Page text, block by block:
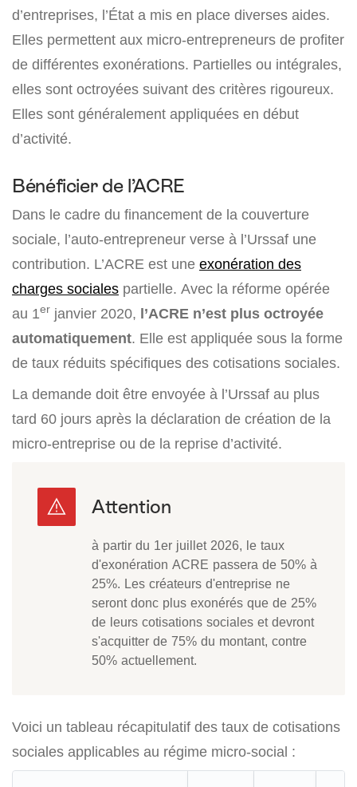
d’entreprises, l’État a mis en place diverses aides.
Elles permettent aux micro-entrepreneurs de profiter
de différentes exonérations. Partielles ou intégrales,
elles sont octroyées suivant des critères rigoureux.
Elles sont généralement appliquées en début
d’activité.
Bénéficier de l’ACRE
Dans le cadre du financement de la couverture
sociale, l’auto-entrepreneur verse à l’Urssaf une
contribution. L’ACRE est une exonération des
charges sociales partielle. Avec la réforme opérée
au 1er janvier 2020, l’ACRE n’est plus octroyée
automatiquement. Elle est appliquée sous la forme
de taux réduits spécifiques des cotisations sociales.
La demande doit être envoyée à l’Urssaf au plus
tard 60 jours après la déclaration de création de la
micro-entreprise ou de la reprise d’activité.
à partir du 1er juillet 2026, le taux
d'exonération ACRE passera de 50% à
25%. Les créateurs d'entreprise ne
seront donc plus exonérés que de 25%
de leurs cotisations sociales et devront
s'acquitter de 75% du montant, contre
50% actuellement.
Voici un tableau récapitulatif des taux de cotisations
sociales applicables au régime micro-social :